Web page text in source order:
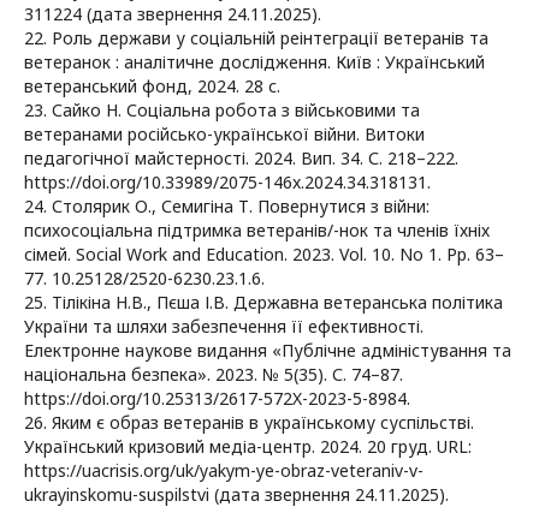
311224 (дата звернення 24.11.2025).
22. Роль держави у соціальній реінтеграції ветеранів та
ветеранок : аналітичне дослідження. Київ : Український
ветеранський фонд, 2024. 28 с.
23. Сайко Н. Соціальна робота з військовими та
ветеранами російсько-української війни. Витоки
педагогічної майстерності. 2024. Вип. 34. С. 218–222.
https://doi.org/10.33989/2075-146x.2024.34.318131.
24. Столярик О., Семигіна Т. Повернутися з війни:
психосоціальна підтримка ветеранів/-нок та членів їхніх
сімей. Social Work and Education. 2023. Vol. 10. No 1. Pp. 63–
77. 10.25128/2520-6230.23.1.6.
25. Тілікіна Н.В., Пєша І.В. Державна ветеранська політика
України та шляхи забезпечення її ефективності.
Електронне наукове видання «Публічне адміністування та
національна безпека». 2023. № 5(35). С. 74–87.
https://doi.org/10.25313/2617-572X-2023-5-8984.
26. Яким є образ ветеранів в українському суспільстві.
Український кризовий медіа-центр. 2024. 20 груд. URL:
https://uacrisis.org/uk/yakym-ye-obraz-veteraniv-v-
ukrayinskomu-suspilstvi (дата звернення 24.11.2025).